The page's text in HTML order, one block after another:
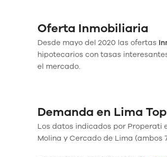
Oferta Inmobiliaria
Desde mayo del 2020 las ofertas
hipotecarios con tasas
el mercado.
Demanda en Lima
Los datos indicados por Properati
Molina y Cercado de Lima (ambos